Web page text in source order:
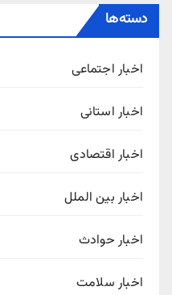
دسته‌ها
اخبار اجتماعی
اخبار استانی
اخبار اقتصادی
اخبار بین الملل
اخبار حوادث
اخبار سلامت